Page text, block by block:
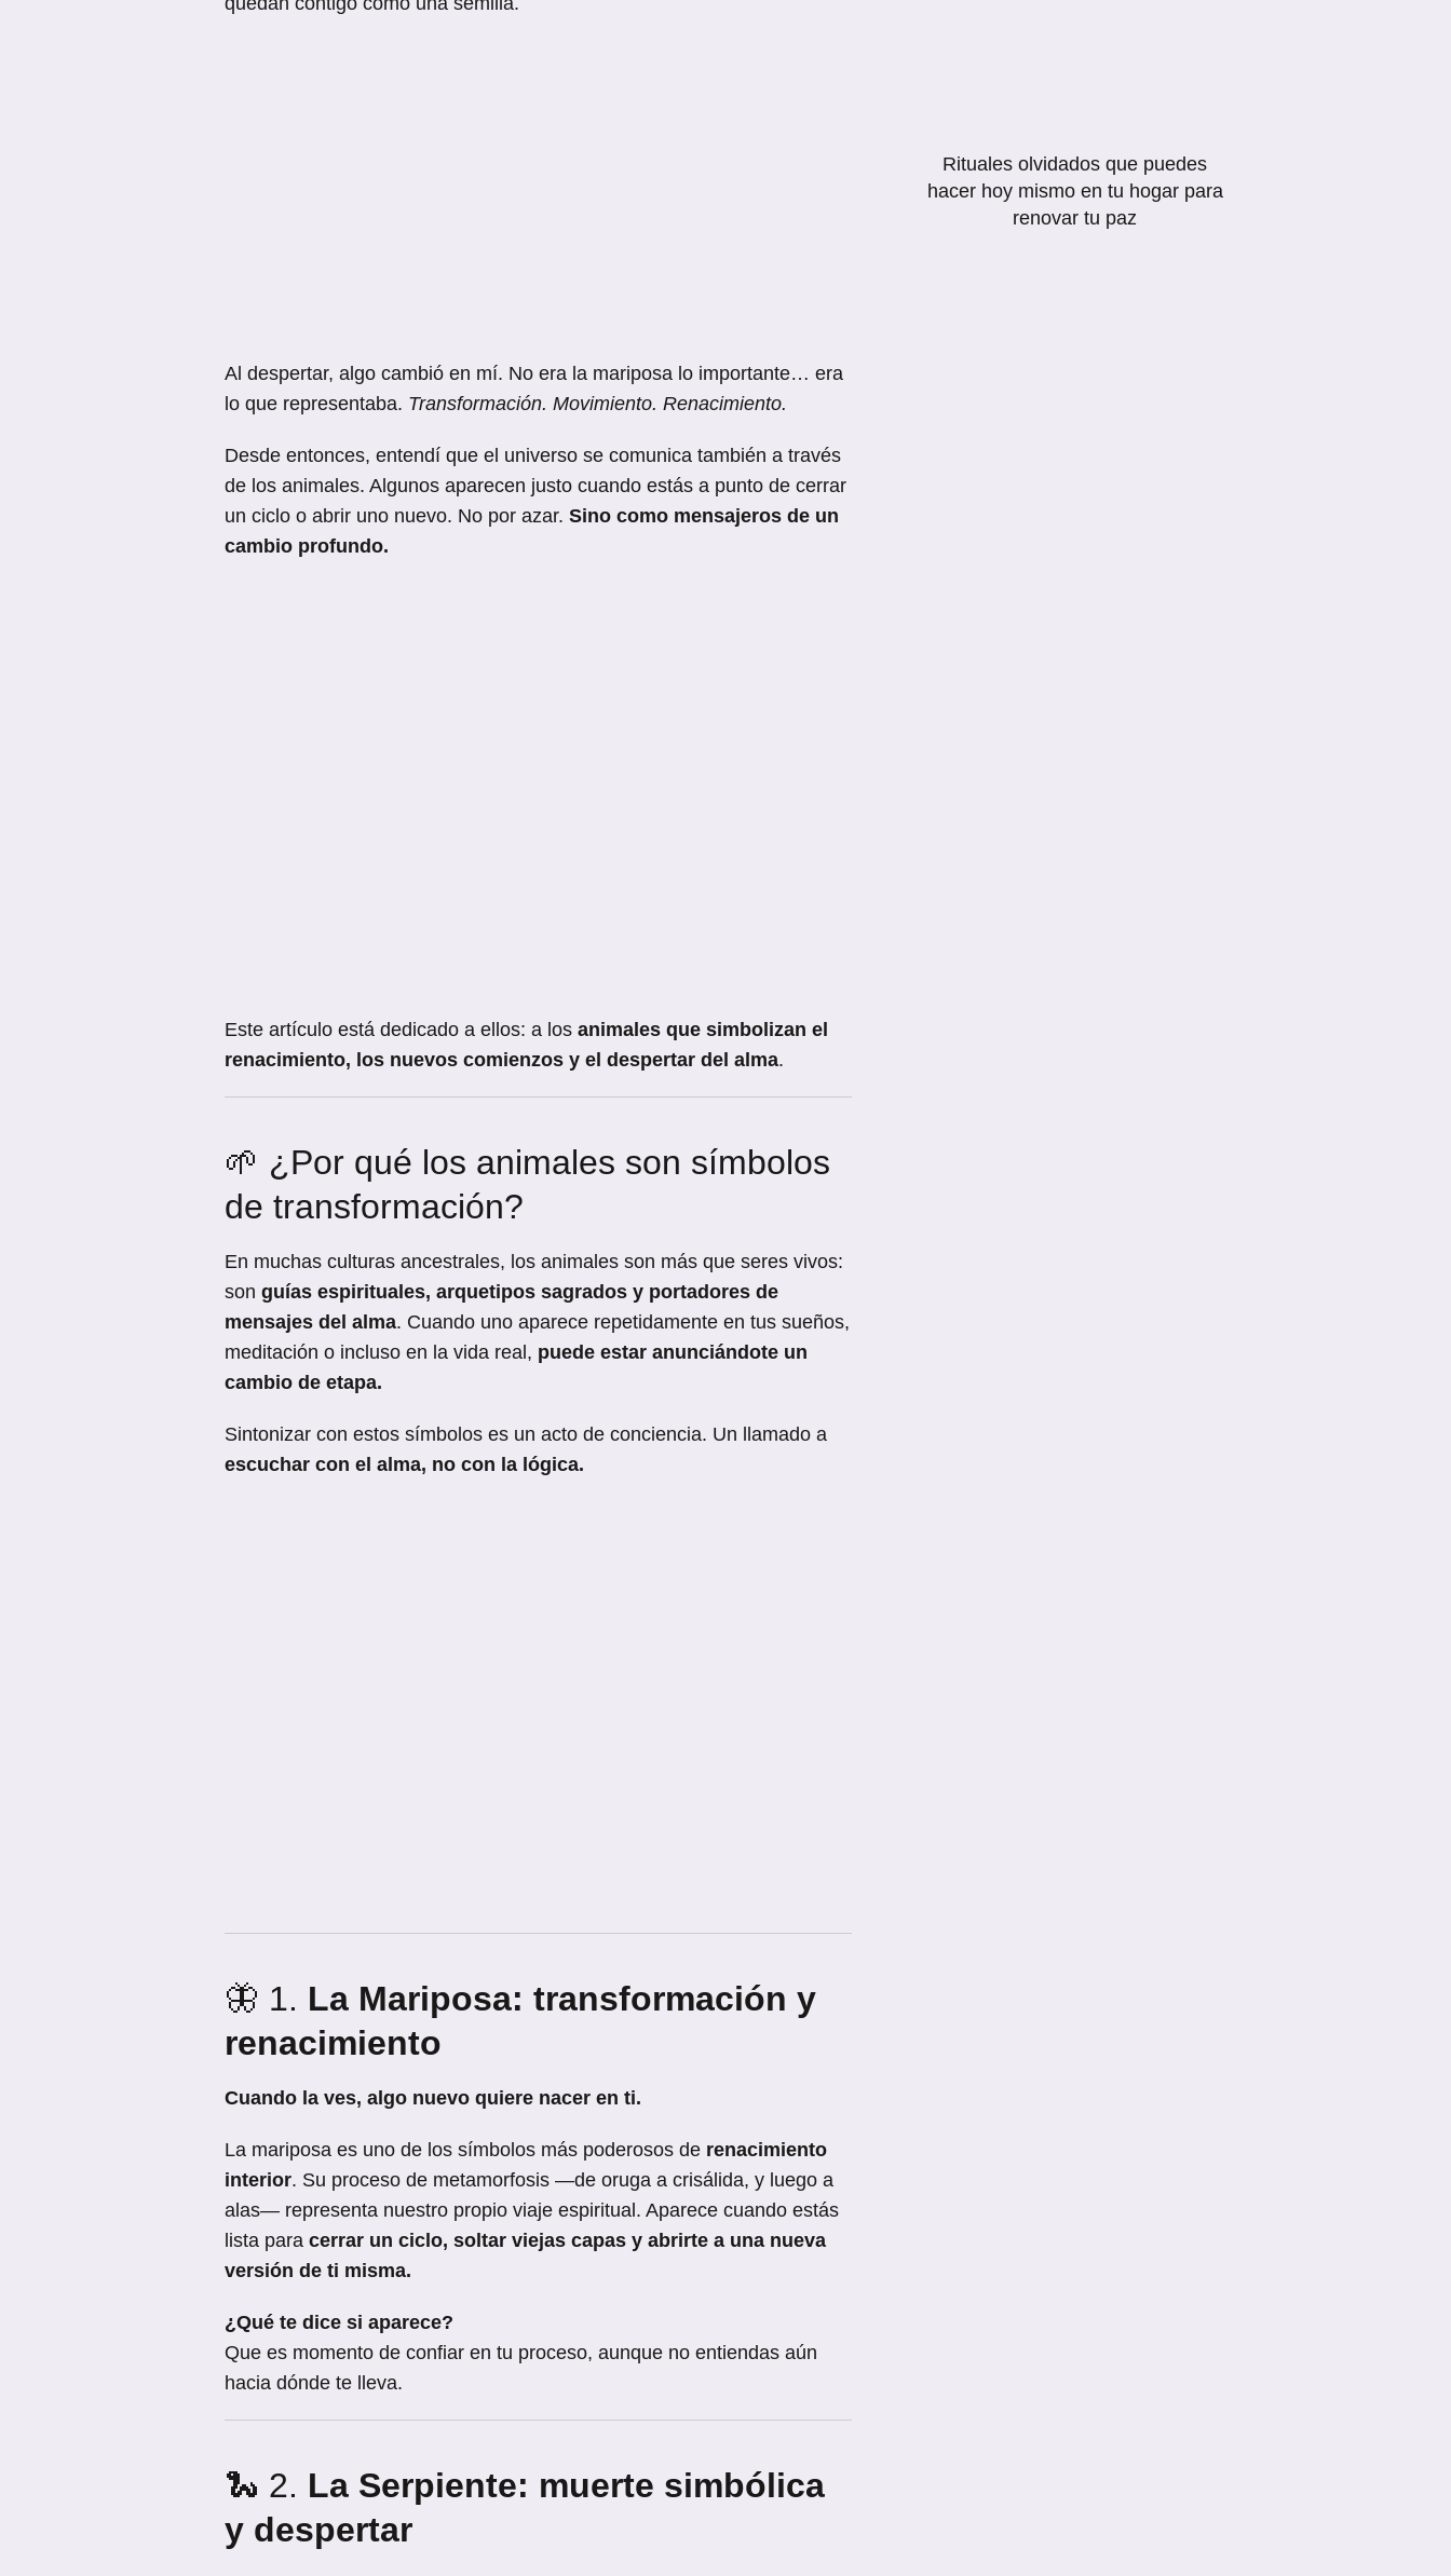
Al despertar, algo cambió en mí. No era la mariposa lo importante… era
lo que representaba. Transformación. Movimiento. Renacimiento.
Desde entonces, entendí que el universo se comunica también a través
de los animales. Algunos aparecen justo cuando estás a punto de cerrar
un ciclo o abrir uno nuevo. No por azar. Sino como mensajeros de un
cambio profundo.
Este artículo está dedicado a ellos: a los animales que simbolizan el
renacimiento, los nuevos comienzos y el despertar del alma.
🌱 ¿Por qué los animales son símbolos
de transformación?
En muchas culturas ancestrales, los animales son más que seres vivos:
son guías espirituales, arquetipos sagrados y portadores de
mensajes del alma. Cuando uno aparece repetidamente en tus sueños,
meditación o incluso en la vida real, puede estar anunciándote un
cambio de etapa.
Sintonizar con estos símbolos es un acto de conciencia. Un llamado a
escuchar con el alma, no con la lógica.
🦋 1. La Mariposa: transformación y
renacimiento
Cuando la ves, algo nuevo quiere nacer en ti.
La mariposa es uno de los símbolos más poderosos de renacimiento
interior. Su proceso de metamorfosis —de oruga a crisálida, y luego a
alas— representa nuestro propio viaje espiritual. Aparece cuando estás
lista para cerrar un ciclo, soltar viejas capas y abrirte a una nueva
versión de ti misma.
¿Qué te dice si aparece?
Que es momento de confiar en tu proceso, aunque no entiendas aún
hacia dónde te lleva.
🐍 2. La Serpiente: muerte simbólica
y despertar
Rituales olvidados que puedes
hacer hoy mismo en tu hogar para
renovar tu paz